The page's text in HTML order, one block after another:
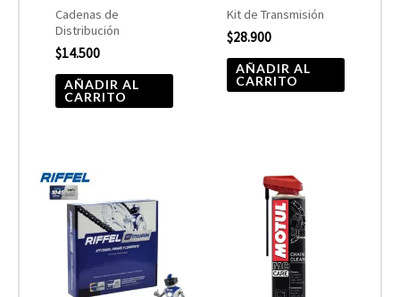
Cadenas de
Distribución
$14.500
AÑADIR AL
CARRITO
Kit de Transmisión
$28.900
AÑADIR AL
CARRITO